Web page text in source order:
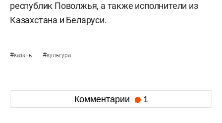
республик Поволжья, а также исполнители из
Казахстана и Беларуси.
#казань #культура
Комментарии 1